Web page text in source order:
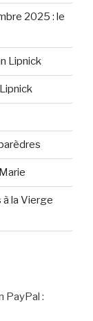
2025 : le
Lipnick
à la Vierge
PayPal :